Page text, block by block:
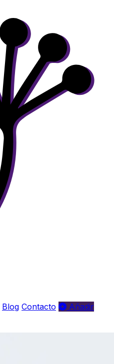
Blog Contacto
Añadir